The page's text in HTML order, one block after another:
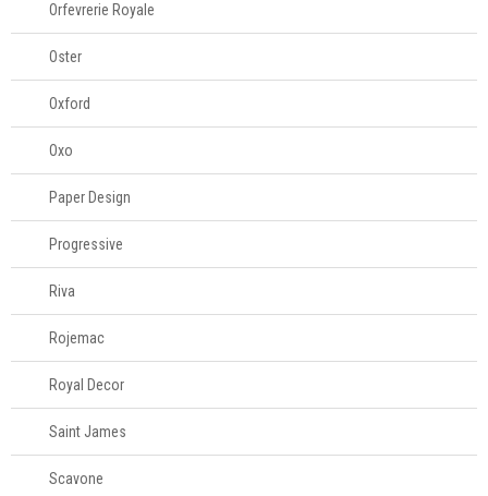
Orfevrerie Royale
Oster
Oxford
Oxo
Paper Design
Progressive
Riva
Rojemac
Royal Decor
Saint James
Scavone